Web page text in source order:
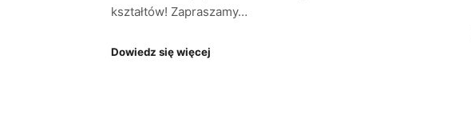
kształtów! Zapraszamy…
Dowiedz się więcej